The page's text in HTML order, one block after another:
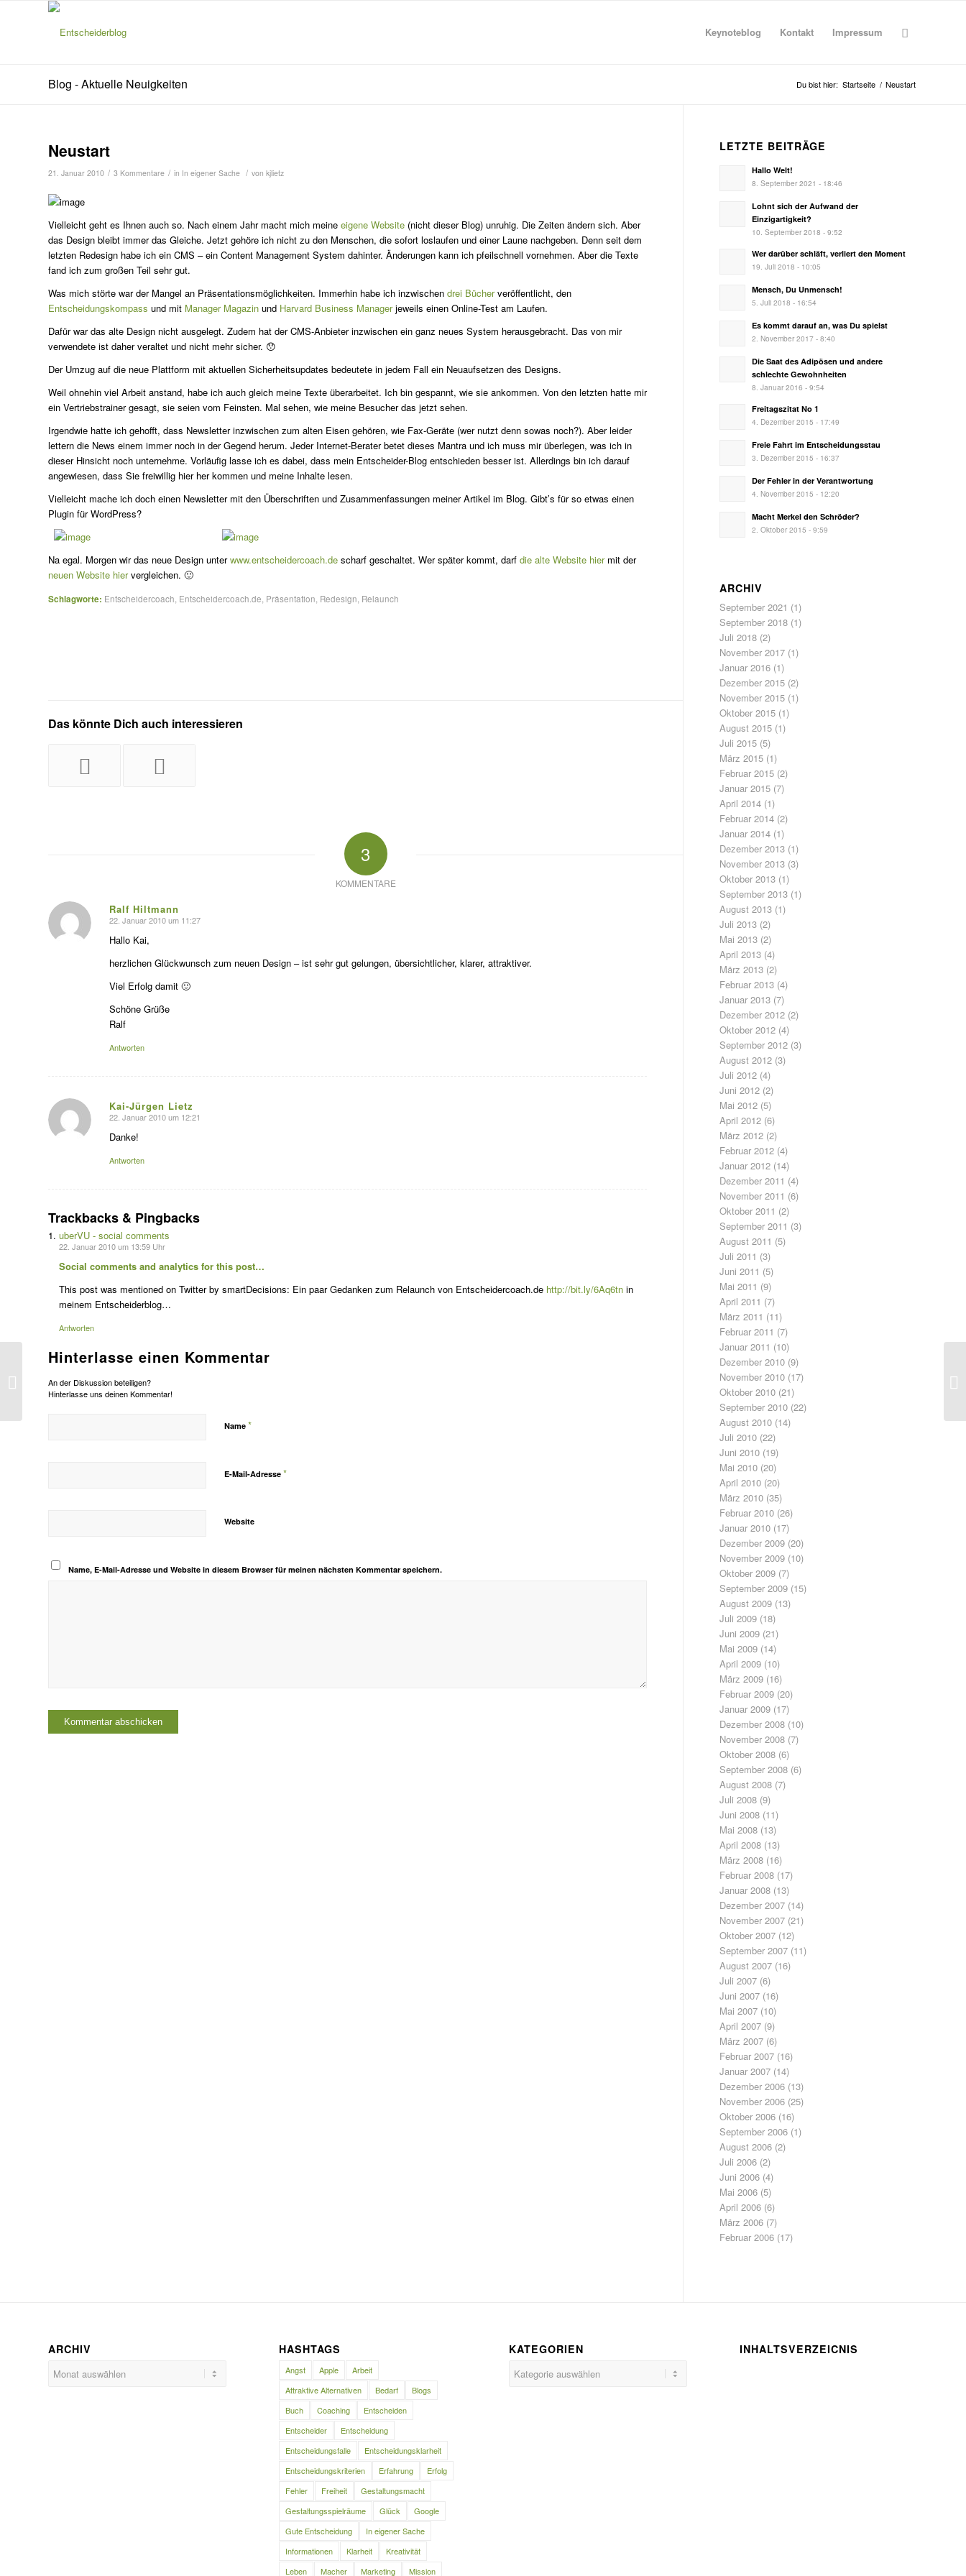
Keynoteblog Kontakt Impressum
Blog - Aktuelle Neuigkeiten Du bist hier: Startseite / Neustart
Neustart
21. Januar 2010 / 3 Kommentare / in In eigener Sache / von kjlietz
Vielleicht geht es Ihnen auch so. Nach einem Jahr macht mich meine eigene Website (nicht dieser Blog) unruhig. Die Zeiten ändern sich. Aber
das Design bleibt immer das Gleiche. Jetzt gehöre ich nicht zu den Menschen, die sofort loslaufen und einer Laune nachgeben. Denn seit dem
letzten Redesign habe ich ein CMS – ein Content Management System dahinter. Änderungen kann ich pfeilschnell vornehmen. Aber die Texte
fand ich zum großen Teil sehr gut.
Was mich störte war der Mangel an Präsentationsmöglichkeiten. Immerhin habe ich inzwischen drei Bücherveröffentlicht, den
Entscheidungskompass und mit Manager Magazin und Harvard Business Managerjeweils einen Online-Test am Laufen.
Dafür war das alte Design nicht ausgelegt. Zudem hat der CMS-Anbieter inzwischen ein ganz neues System herausgebracht. Das von mir
verwendete ist daher veraltet und nicht mehr sicher. 😯
Der Umzug auf die neue Plattform mit aktuellen Sicherheitsupdates bedeutete in jedem Fall ein Neuaufsetzen des Designs.
Weil ohnehin viel Arbeit anstand, habe ich auch gleich meine Texte überarbeitet. Ich bin gespannt, wie sie ankommen. Von den letzten hatte mir
ein Vertriebstrainer gesagt, sie seien vom Feinsten. Mal sehen, wie meine Besucher das jetzt sehen.
Irgendwie hatte ich gehofft, dass Newsletter inzwischen zum alten Eisen gehören, wie Fax-Geräte (wer nutzt denn sowas noch?). Aber leider
lettern die News einem immer noch in der Gegend herum. Jeder Internet-Berater betet dieses Mantra und ich muss mir überlegen, was ich in
dieser Hinsicht noch unternehme. Vorläufig lasse ich es dabei, dass mein Entscheider-Blog entschieden besser ist. Allerdings bin ich darauf
angewiesen, dass Sie freiwillig hier her kommen und meine Inhalte lesen.
Vielleicht mache ich doch einen Newsletter mit den Überschriften und Zusammenfassungen meiner Artikel im Blog. Gibt’s für so etwas einen
Plugin für WordPress?
Na egal. Morgen wir das neue Design unterwww.entscheidercoach.de scharf geschaltet. Wer später kommt, darf die alte Website hiermit der
neuen Website hiervergleichen. 🙂
Schlagworte: Entscheidercoach Entscheidercoach.de Präsentation Redesign Relaunch
Das könnte Dich auch interessieren
3
KOMMENTARE
Ralf Hiltmann
s
agte:
22. Januar 2010 um 11:27
Hallo Kai,
herzlichen Glückwunsch zum neuen Design – ist sehr gut gelungen, übersichtlicher, klarer, attraktiver.
Viel Erfolg damit 🙂
Schöne Grüße
Ralf
Antworten
Kai-Jürgen Lietz
s
agte:
22. Januar 2010 um 12:21
Danke!
Antworten
Trackbacks & Pingbacks
uberVU - social comments
22. Januar 2010 um 13:59 Uhr
Social comments and analytics for this post…
This post was mentioned on Twitter by smartDecisions: Ein paar Gedanken zum Relaunch von Entscheidercoach.de http://bit.ly/6Aq6tn in
meinem Entscheiderblog…
Antworten
Hinterlasse einen Kommentar
An der Diskussion beteiligen?
Hinterlasse uns deinen Kommentar!
Name *
E-Mail-Adresse *
Website
Name, E-Mail-Adresse und Website in diesem Browser für meinen nächsten Kommentar speichern.
LETZTE BEITRÄGE
Hallo Welt!
8. September 2021 - 18:46
Lohnt sich der Aufwand der
Einzigartigkeit?
10. September 2018 - 9:52
Wer darüber schläft, verliert den Moment
19. Juli 2018 - 10:05
Mensch, Du Unmensch!
5. Juli 2018 - 16:54
Es kommt darauf an, was Du spielst
2. November 2017 - 8:40
Die Saat des Adipösen und andere
schlechte Gewohnheiten
8. Januar 2016 - 9:54
Freitagszitat No 1
4. Dezember 2015 - 17:49
Freie Fahrt im Entscheidungsstau
3. Dezember 2015 - 16:37
Der Fehler in der Verantwortung
4. November 2015 - 12:20
Macht Merkel den Schröder?
2. Oktober 2015 - 9:59
ARCHIV
September 2021 (1)
September 2018 (1)
Juli 2018 (2)
November 2017 (1)
Januar 2016 (1)
Dezember 2015 (2)
November 2015 (1)
Oktober 2015 (1)
August 2015 (1)
Juli 2015 (5)
März 2015 (1)
Februar 2015 (2)
Januar 2015 (7)
April 2014 (1)
Februar 2014 (2)
Januar 2014 (1)
Dezember 2013 (1)
November 2013 (3)
Oktober 2013 (1)
September 2013 (1)
August 2013 (1)
Juli 2013 (2)
Mai 2013 (2)
April 2013 (4)
März 2013 (2)
Februar 2013 (4)
Januar 2013 (7)
Dezember 2012 (2)
Oktober 2012 (4)
September 2012 (3)
August 2012 (3)
Juli 2012 (4)
Juni 2012 (2)
Mai 2012 (5)
April 2012 (6)
März 2012 (2)
Februar 2012 (4)
Januar 2012 (14)
Dezember 2011 (4)
November 2011 (6)
Oktober 2011 (2)
September 2011 (3)
August 2011 (5)
Juli 2011 (3)
Juni 2011 (5)
Mai 2011 (9)
April 2011 (7)
März 2011 (11)
Februar 2011 (7)
Januar 2011 (10)
Dezember 2010 (9)
November 2010 (17)
Oktober 2010 (21)
September 2010 (22)
August 2010 (14)
Juli 2010 (22)
Juni 2010 (19)
Mai 2010 (20)
April 2010 (20)
März 2010 (35)
Februar 2010 (26)
Januar 2010 (17)
Dezember 2009 (20)
November 2009 (10)
Oktober 2009 (7)
September 2009 (15)
August 2009 (13)
Juli 2009 (18)
Juni 2009 (21)
Mai 2009 (14)
April 2009 (10)
März 2009 (16)
Februar 2009 (20)
Januar 2009 (17)
Dezember 2008 (10)
November 2008 (7)
Oktober 2008 (6)
September 2008 (6)
August 2008 (7)
Juli 2008 (9)
Juni 2008 (11)
Mai 2008 (13)
April 2008 (13)
März 2008 (16)
Februar 2008 (17)
Januar 2008 (13)
Dezember 2007 (14)
November 2007 (21)
Oktober 2007 (12)
September 2007 (11)
August 2007 (16)
Juli 2007 (6)
Juni 2007 (16)
Mai 2007 (10)
April 2007 (9)
März 2007 (6)
Februar 2007 (16)
Januar 2007 (14)
Dezember 2006 (13)
November 2006 (25)
Oktober 2006 (16)
September 2006 (1)
August 2006 (2)
Juli 2006 (2)
Juni 2006 (4)
Mai 2006 (5)
April 2006 (6)
März 2006 (7)
Februar 2006 (17)
ARCHIV HASHTAGS
Angst Apple
Arbeit
Attraktive Alternativen
Bedarf
Blogs
Buch
Coaching
Entscheiden
Entscheider
Entscheidung
Entscheidungsfalle
Entscheidungsklarheit
Entscheidungskriterien
Erfahrung
Erfolg
Fehler
Freiheit
Gestaltungsmacht
Gestaltungsspielräume
Glück
Google
Gute Entscheidung
In eigener Sache
Informationen
Klarheit
Kreativität
Leben
Macher Marketing Mission
KATEGORIEN INHALTSVERZEICNIS
Konsequenzen